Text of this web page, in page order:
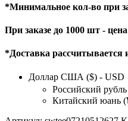
*Минимальное кол-во при
При заказе до 1000 шт -
*Доставка рассчитывается
Доллар США ($) - USD
Российский
Китайский юань